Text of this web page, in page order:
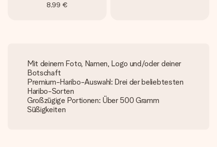
8,99 €
Mit deinem Foto, Namen, Logo und/oder deiner
Botschaft
Premium-Haribo-Auswahl: Drei der beliebtesten
Haribo-Sorten
Großzügige Portionen: Über 500 Gramm
Süßigkeiten